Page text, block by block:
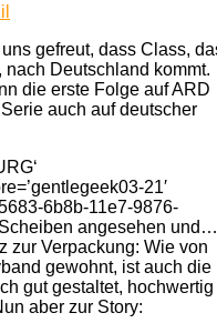
gefreut, dass Class,
Deutschland kommt.
die erste Folge auf ARD
auch auf deutscher
21′
6b8b-11e7-9876-
angesehen und…
zur Verpackung: Wie von
gewohnt, ist auch die
gut gestaltet, hochwertig
aber zur Story: